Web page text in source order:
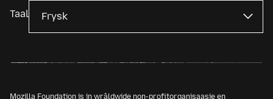
Taal
Mozilla Foundation is in wrâldwide non-profitorganisaasje en